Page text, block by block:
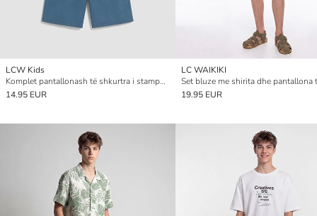
LCW Kids
Komplet pantallonash të shkurtra i stampuar për djem
14.95 EUR
LC WAIKIKI
19.95 EUR